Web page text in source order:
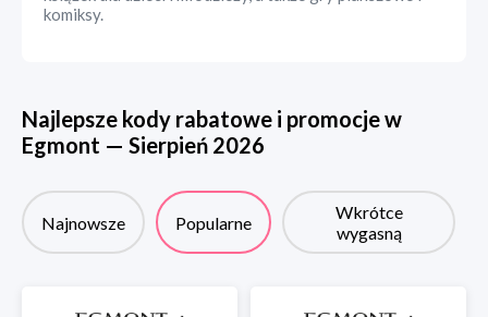
komiksy.
Najlepsze kody rabatowe i promocje w
Egmont — Sierpień 2026
Najnowsze Popularne
Wkrótce
wygasną